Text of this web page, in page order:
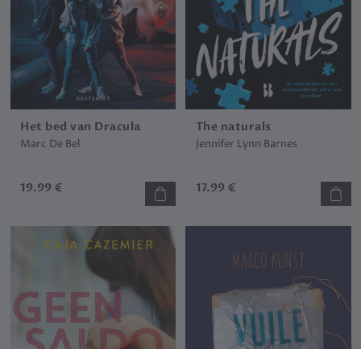
Het bed van Dracula
Marc De Bel
19.99 €
The naturals
Jennifer Lynn Barnes
17.99 €